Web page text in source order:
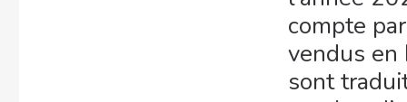
compte
vendus en
sont